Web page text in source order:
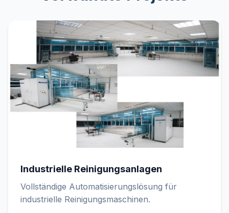
Industrielle Reinigungsanlagen
Vollständige Automatisierungslösung für
industrielle Reinigungsmaschinen.